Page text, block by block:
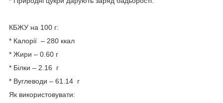
КБЖУ на 100 г:
* Калорії – 280 ккал
* Жири – 0.60 г
* Білки – 2.16 г
* Вуглеводи – 61.14 г
Як використовувати: